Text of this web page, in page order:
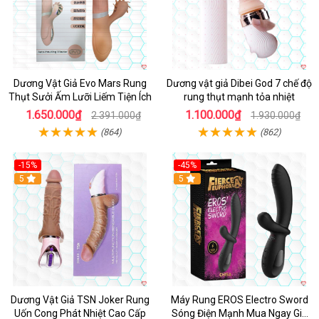
Dương Vật Giả Evo Mars Rung
Thụt Sưởi Ấm Lưỡi Liếm Tiện Ích
1.650.000₫ 2.391.000₫
(864)
Dương vật giả Dibei God 7 chế độ
rung thụt mạnh tỏa nhiệt
1.100.000₫ 1.930.000₫
(862)
-15%
5
Dương Vật Giả TSN Joker Rung
Uốn Cong Phát Nhiệt Cao Cấp
-45%
5
Máy Rung EROS Electro Sword
Sóng Điện Mạnh Mua Ngay Giá